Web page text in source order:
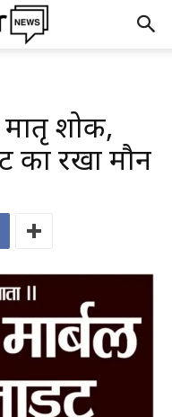
मातृ शोक,
का रखा मौन